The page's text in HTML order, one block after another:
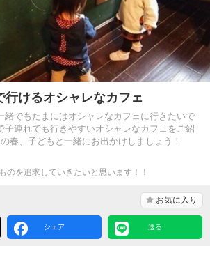
行けるオシャレなカフェ
緒でもたまにはオシャレなカフェに行きたいで
子連れでも行きやすいオシャレなカフェをご紹
春、子どもと一緒にお出かけしましょう！
のを追求していきたいと思います！！
お気に入り
シェア 送る